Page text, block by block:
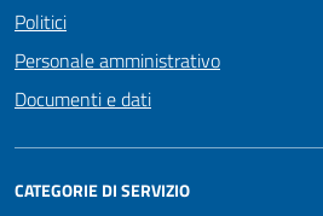
Politici
Personale amministrativo
Documenti e dati
CATEGORIE DI SERVIZIO